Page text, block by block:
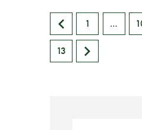
1 …
13